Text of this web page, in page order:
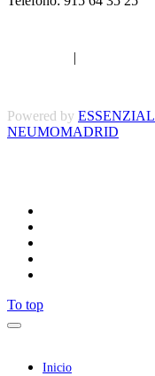
Powered by ESSENZIAL
NEUMOMADRID
To top
Inicio